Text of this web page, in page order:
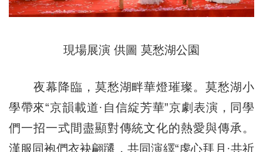
現場展演 供圖 莫愁湖公園
夜幕降臨，莫愁湖畔華燈璀璨。莫愁湖小
學帶來“京韻載道·自信綻芳華”京劇表演，同學
們一招一式間盡顯對傳統文化的熱愛與傳承。
漢服同袍們衣袂翩躚，共同演繹“虔心拜月·共祈